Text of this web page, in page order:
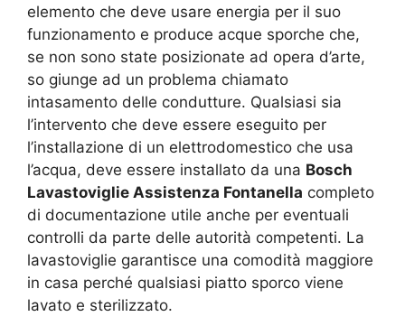
elemento che deve usare energia per il suo
funzionamento e produce acque sporche che,
se non sono state posizionate ad opera d’arte,
so giunge ad un problema chiamato
intasamento delle condutture. Qualsiasi sia
l’intervento che deve essere eseguito per
l’installazione di un elettrodomestico che usa
l’acqua, deve essere installato da una Bosch
Lavastoviglie Assistenza Fontanella completo
di documentazione utile anche per eventuali
controlli da parte delle autorità competenti. La
lavastoviglie garantisce una comodità maggiore
in casa perché qualsiasi piatto sporco viene
lavato e sterilizzato.